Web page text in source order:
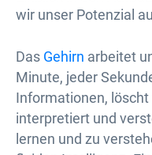
wir unser Potenzial
Das Gehirn arbeitet
Minute, jeder
Informationen,
interpretiert und
lernen und zu